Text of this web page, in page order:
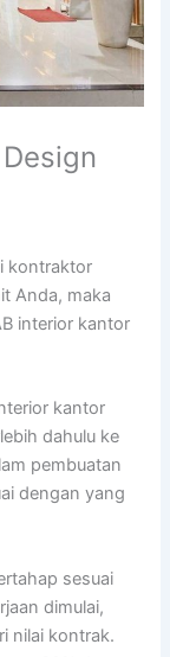
kontraktor
Anda, maka
interior kantor
kantor
dahulu ke
pembuatan
dengan yang
sesuai
dimulai,
nilai kontrak.